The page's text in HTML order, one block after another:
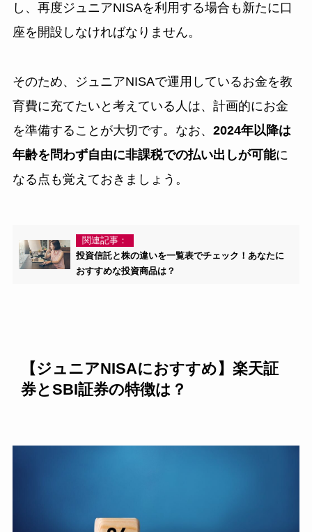
し、再度ジュニアNISAを利用する場合も新たに口
座を開設しなければなりません。
そのため、ジュニアNISAで運用しているお金を教
育費に充てたいと考えている人は、計画的にお金
を準備することが大切です。なお、 2024年以降は
年齢を問わず自由に非課税での払い出しが可能に
なる点も覚えておきましょう。
関連記事：
投資信託と株の違いを一覧表でチェック！あなたに
おすすめな投資商品は？
【ジュニアNISAにおすすめ】楽天証
券とSBI証券の特徴は？